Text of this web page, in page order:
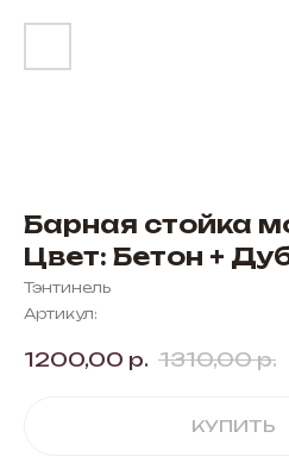
Барная стойка
Цвет: Бетон +
Тэнтинель
Артикул:
1200,00 р. 1310,00 р.
КУПИТЬ